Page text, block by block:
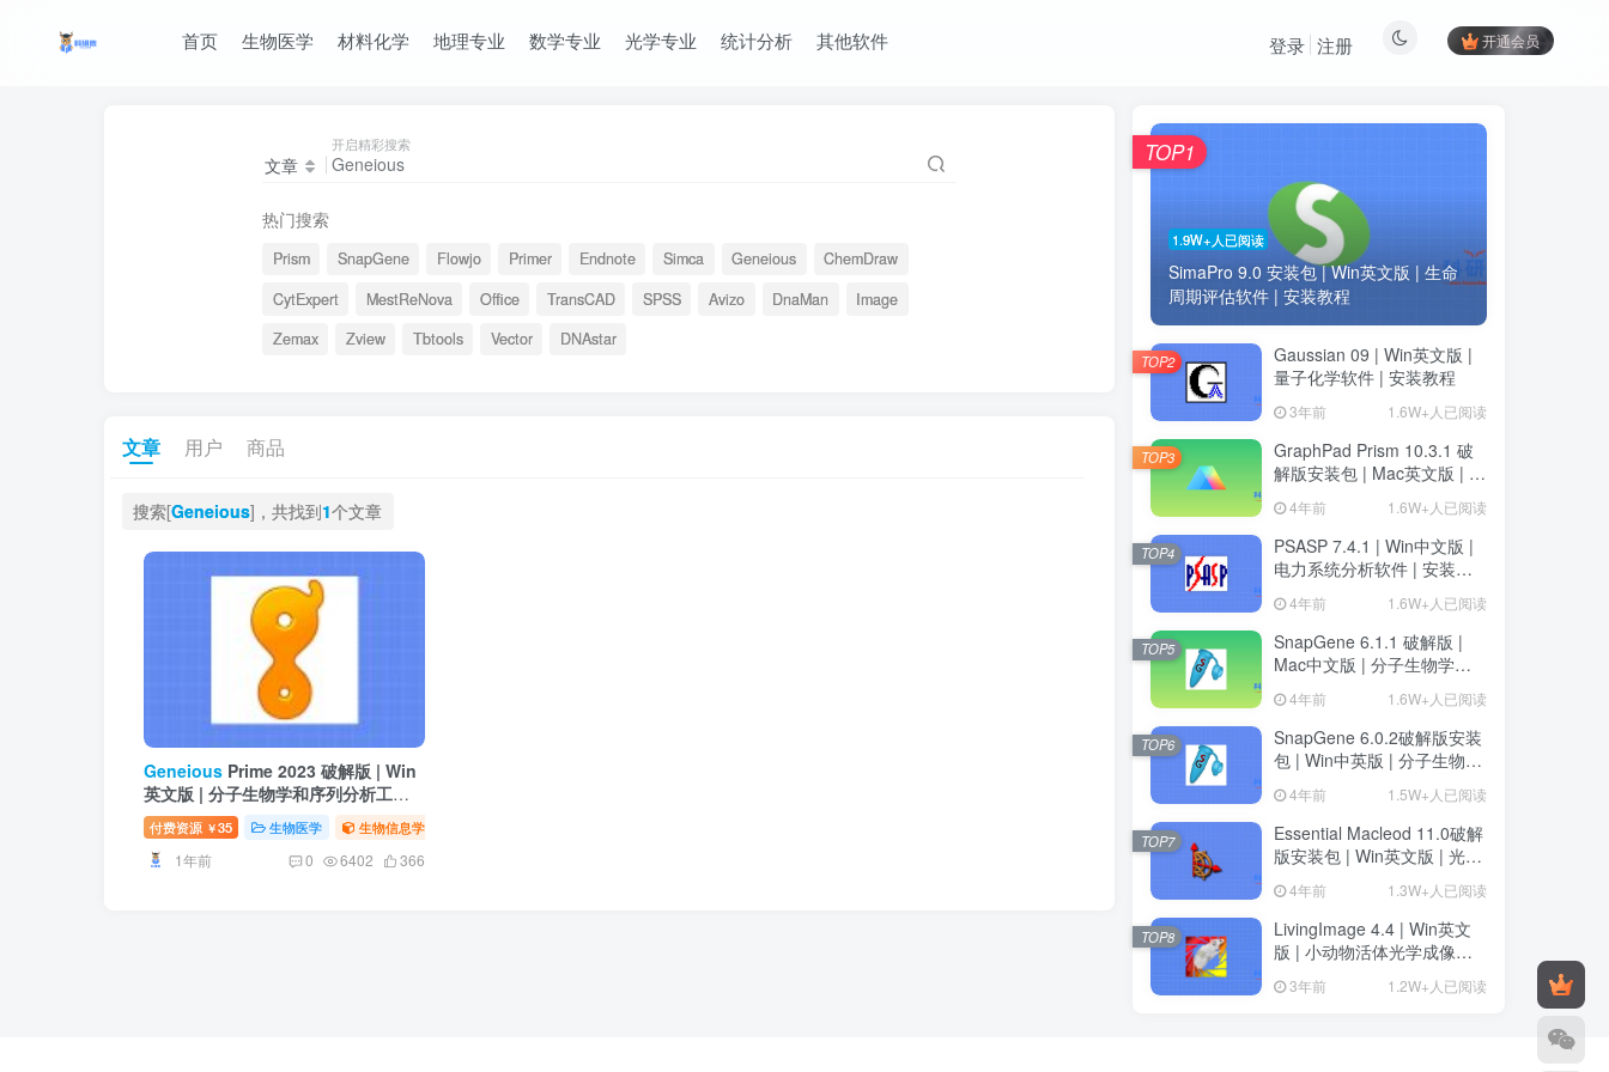
首页 生物医学 材料化学 地理专业 数学专业 光学专业 统计分析 其他软件 开通会员
登录 注册
文章
开启精彩搜索
热门搜索
Prism SnapGene Flowjo Primer Endnote Simca Geneious
ChemDraw
CytExpert
MestReNova Office TransCAD SPSS Avizo DnaMan
Image
Zemax
Zview Tbtools Vector DNAstar
文章 用户 商品
搜索[Geneious]，共找到1个文章
Geneious Prime 2023 破解版 | Win
英文版 | 分子生物学和序列分析工具 |
安装教程
付费资源 ￥35 生物医学 生物信息学
1年前 0 6402 366
1.9W+人已阅读
SimaPro 9.0 安装包 | Win英文版 | 生命
周期评估软件 | 安装教程
TOP1
Gaussian 09 | Win英文版 |
量子化学软件 | 安装教程
3年前 1.6W+人已阅读
TOP2
GraphPad Prism 10.3.1 破
解版安装包 | Mac英文版 | 科
4年前 1.6W+人已阅读
TOP3
PSASP 7.4.1 | Win中文版 |
电力系统分析软件 | 安装教
4年前 1.6W+人已阅读
TOP4
SnapGene 6.1.1 破解版 |
Mac中文版 | 分子生物学软
4年前 1.6W+人已阅读
TOP5
SnapGene 6.0.2破解版安装
包 | Win中英版 | 分子生物学
4年前 1.5W+人已阅读
TOP6
Essential Macleod 11.0破解
版安装包 | Win英文版 | 光学
薄膜分析与设计软件 | 下载
及安装教程
4年前 1.3W+人已阅读
TOP7
LivingImage 4.4 | Win英文
版 | 小动物活体光学成像软
件 | 安装教程
3年前 1.2W+人已阅读
TOP8